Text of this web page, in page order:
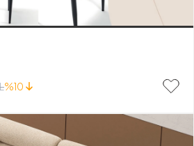
%10